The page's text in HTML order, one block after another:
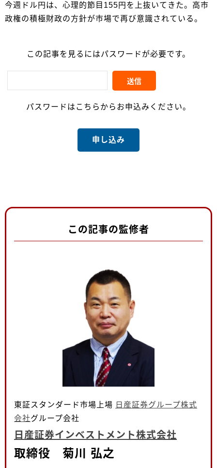
今週ドル円は、心理的節目155円を上抜いてきた。高市
政権の積極財政の方針が市場で再び意識されている。
この記事を見るにはパスワードが必要です。
パスワードはこちらからお申込みください。
申し込み
この記事の監修者
東証スタンダード市場上場 日産証券グループ株式
会社グループ会社
日産証券インベストメント株式会社
取締役 菊川 弘之